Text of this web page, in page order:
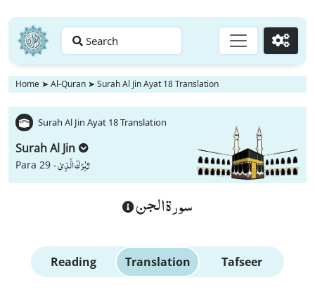
Search Go
Home ➤ Al-Quran ➤ Surah Al Jin Ayat 18 Translation
Surah Al Jin Ayat 18 Translation
Surah Al Jin
Para 29 -تَبٰرَكَ الَّذِیْ
سورة الجن
Reading Translation Tafseer